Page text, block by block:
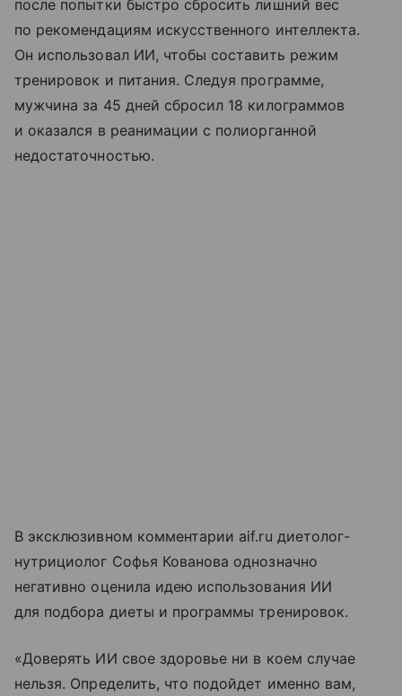
после попытки быстро сбросить лишний вес
по рекомендациям искусственного интеллекта.
Он использовал ИИ, чтобы составить режим
тренировок и питания. Следуя программе,
мужчина за 45 дней сбросил 18 килограммов
и оказался в реанимации с полиорганной
недостаточностью.
В эксклюзивном комментарии aif.ru диетолог-
нутрициолог Софья Кованова однозначно
негативно оценила идею использования ИИ
для подбора диеты и программы тренировок.
«Доверять ИИ свое здоровье ни в коем случае
нельзя. Определить, что подойдет именно вам,